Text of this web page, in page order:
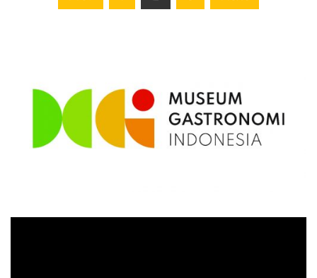
navigation